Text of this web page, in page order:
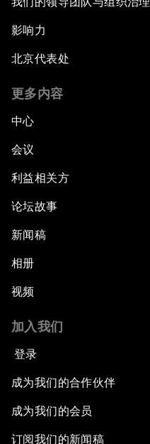
影响力
北京代表处
更多内容
中心
会议
利益相关方
论坛故事
新闻稿
相册
视频
加入我们
登录
成为我们的合作伙伴
成为我们的会员
订阅我们的新闻稿